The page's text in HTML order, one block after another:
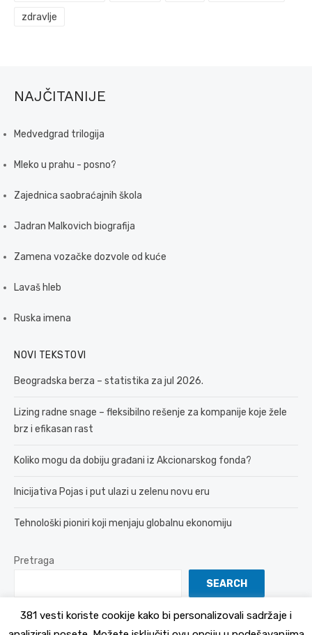
zdravlje
NAJČITANIJE
Medvedgrad trilogija
Mleko u prahu - posno?
Zajednica saobraćajnih škola
Jadran Malkovich biografija
Zamena vozačke dozvole od kuće
Lavaš hleb
Ruska imena
NOVI TEKSTOVI
Beogradska berza – statistika za jul 2026.
Lizing radne snage – fleksibilno rešenje za kompanije koje žele
brz i efikasan rast
Koliko mogu da dobiju građani iz Akcionarskog fonda?
Inicijativa Pojas i put ulazi u zelenu novu eru
Tehnološki pioniri koji menjaju globalnu ekonomiju
Pretraga
SEARCH
381 vesti koriste cookije kako bi personalizovali sadržaje i